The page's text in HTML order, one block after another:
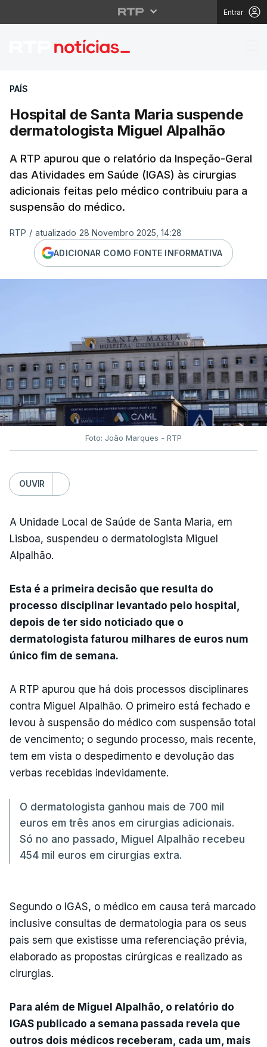
Entrar
Hospital de Santa
PAÍS
Hospital de Santa Maria suspende
dermatologista Miguel Alpalhão
A RTP apurou que o relatório da Inspeção-Geral
das Atividades em Saúde (IGAS) às cirurgias
adicionais feitas pelo médico contribuiu para a
suspensão do médico.
RTP / atualizado 28 Novembro 2025, 14:28
ADICIONAR COMO FONTE INFORMATIVA
Foto: João Marques - RTP
OUVIR
A Unidade Local de Saúde de Santa Maria, em
Lisboa, suspendeu o dermatologista Miguel
Alpalhão.
Esta é a primeira decisão que resulta do
processo disciplinar levantado pelo hospital,
depois de ter sido noticiado que o
dermatologista faturou milhares de euros num
único fim de semana.
A RTP apurou que há dois processos disciplinares
contra Miguel Alpalhão. O primeiro está fechado e
levou à suspensão do médico com suspensão total
de vencimento; o segundo processo, mais recente,
tem em vista o despedimento e devolução das
verbas recebidas indevidamente.
O dermatologista ganhou mais de 700 mil
euros em três anos em cirurgias adicionais.
Só no ano passado, Miguel Alpalhão recebeu
454 mil euros em cirurgias extra.
Segundo o IGAS, o médico em causa terá marcado
inclusive consultas de dermatologia para os seus
pais sem que existisse uma referenciação prévia,
elaborado as propostas cirúrgicas e realizado as
cirurgias.
Para além de Miguel Alpalhão, o relatório do
IGAS publicado a semana passada revela que
outros dois médicos receberam, cada um, mais